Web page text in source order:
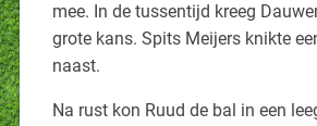
mee. In de tussentijd kreeg
grote kans. Spits Meijers knikte
naast.
Na rust kon Ruud de bal in een